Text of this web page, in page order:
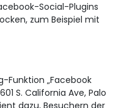
Social-Plugins
zum Beispiel mit
Funktion „Facebook
S. California Ave, Palo
dazu, Besuchern der